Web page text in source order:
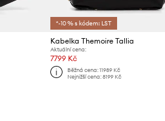
*-10 % s kódem: LST
Kabelka Themoire Tallia
Aktuální cena:
7799 Kč
Běžná cena: 11989 Kč
Nejnižší cena: 8199 Kč